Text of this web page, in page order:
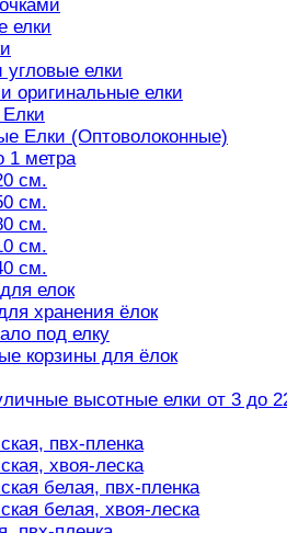
елки
елки
оригинальные елки
Елки (Оптоволоконные)
1 метра
см.
см.
см.
см.
см.
елок
хранения ёлок
под елку
корзины для ёлок
высотные елки от 3 до
пвх-пленка
хвоя-леска
белая, пвх-пленка
белая, хвоя-леска